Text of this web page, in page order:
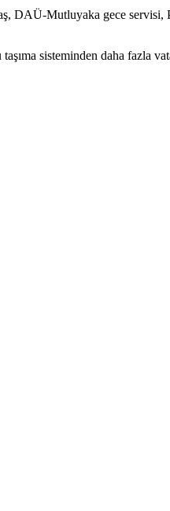
DAÜ-Mutluyaka gece servisi,
sisteminden daha fazla